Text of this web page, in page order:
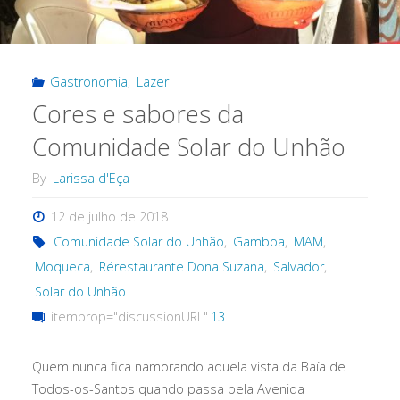
Gastronomia, Lazer
Cores e sabores da
Comunidade Solar do Unhão
By Larissa d'Eça
12 de julho de 2018
Comunidade Solar do Unhão, Gamboa, MAM,
Moqueca, Rérestaurante Dona Suzana, Salvador,
Solar do Unhão
itemprop="discussionURL" 13
Quem nunca fica namorando aquela vista da Baía de
Todos-os-Santos quando passa pela Avenida